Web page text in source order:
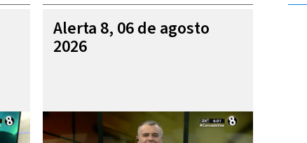
Alerta 8, 06 de agosto
2026